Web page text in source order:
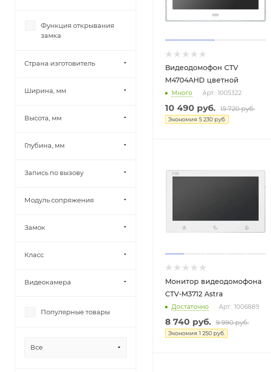
Видеодомофон CTV
M4704AHD цветной
Много Арт.: 1005322
10 490 руб. 15 720руб.
Экономия 5 230 руб.
Монитор видеодомофона
CTV-M3712 Astra
Достаточно Арт.: 1006889
8 740 руб. 9 990руб.
Экономия 1 250 руб.
Функция открывания
замка
Страна изготовитель
Ширина, мм
Высота, мм
Глубина, мм
Запись по вызову
Модуль сопряжения
Замок
Класс
Видеокамера
Популярные товары
Все